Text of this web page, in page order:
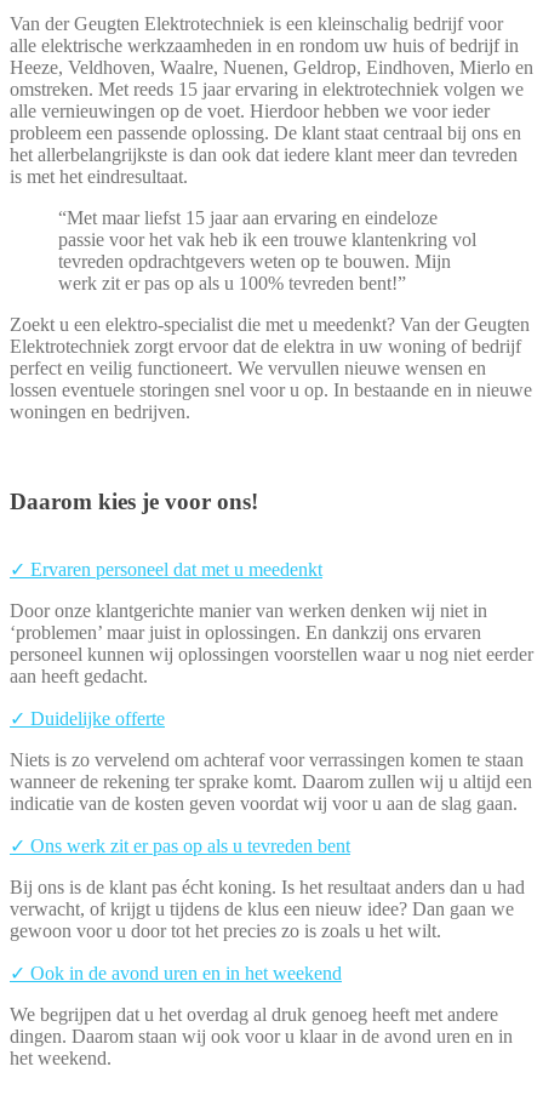
Van der Geugten Elektrotechniek is een kleinschalig bedrijf voor
alle elektrische werkzaamheden in en rondom uw huis of bedrijf in
Heeze, Veldhoven, Waalre, Nuenen, Geldrop, Eindhoven, Mierlo en
omstreken. Met reeds 15 jaar ervaring in elektrotechniek volgen we
alle vernieuwingen op de voet. Hierdoor hebben we voor ieder
probleem een passende oplossing. De klant staat centraal bij ons en
het allerbelangrijkste is dan ook dat iedere klant meer dan tevreden
is met het eindresultaat.
“Met maar liefst 15 jaar aan ervaring en eindeloze
passie voor het vak heb ik een trouwe klantenkring vol
tevreden opdrachtgevers weten op te bouwen. Mijn
werk zit er pas op als u 100% tevreden bent!”
Zoekt u een elektro-specialist die met u meedenkt? Van der Geugten
Elektrotechniek zorgt ervoor dat de elektra in uw woning of bedrijf
perfect en veilig functioneert. We vervullen nieuwe wensen en
lossen eventuele storingen snel voor u op. In bestaande en in nieuwe
woningen en bedrijven.
Daarom kies je voor ons!
✓ Ervaren personeel dat met u meedenkt
Door onze klantgerichte manier van werken denken wij niet in
‘problemen’ maar juist in oplossingen. En dankzij ons ervaren
personeel kunnen wij oplossingen voorstellen waar u nog niet eerder
aan heeft gedacht.
✓ Duidelijke offerte
Niets is zo vervelend om achteraf voor verrassingen komen te staan
wanneer de rekening ter sprake komt. Daarom zullen wij u altijd een
indicatie van de kosten geven voordat wij voor u aan de slag gaan.
✓ Ons werk zit er pas op als u tevreden bent
Bij ons is de klant pas écht koning. Is het resultaat anders dan u had
verwacht, of krijgt u tijdens de klus een nieuw idee? Dan gaan we
gewoon voor u door tot het precies zo is zoals u het wilt.
✓ Ook in de avond uren en in het weekend
We begrijpen dat u het overdag al druk genoeg heeft met andere
dingen. Daarom staan wij ook voor u klaar in de avond uren en in
het weekend.